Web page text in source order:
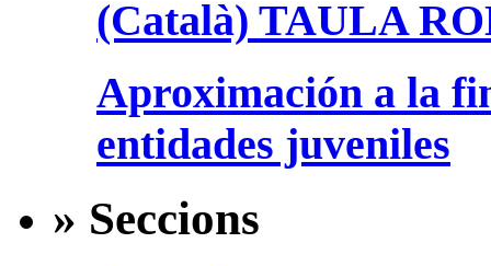
(Català) TAULA
Aproximación a la
entidades juveniles
» Seccions